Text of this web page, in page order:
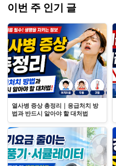
이번 주 인기 글
열사병 증상 총정리｜응급처치 방
법과 반드시 알아야 할 대처법